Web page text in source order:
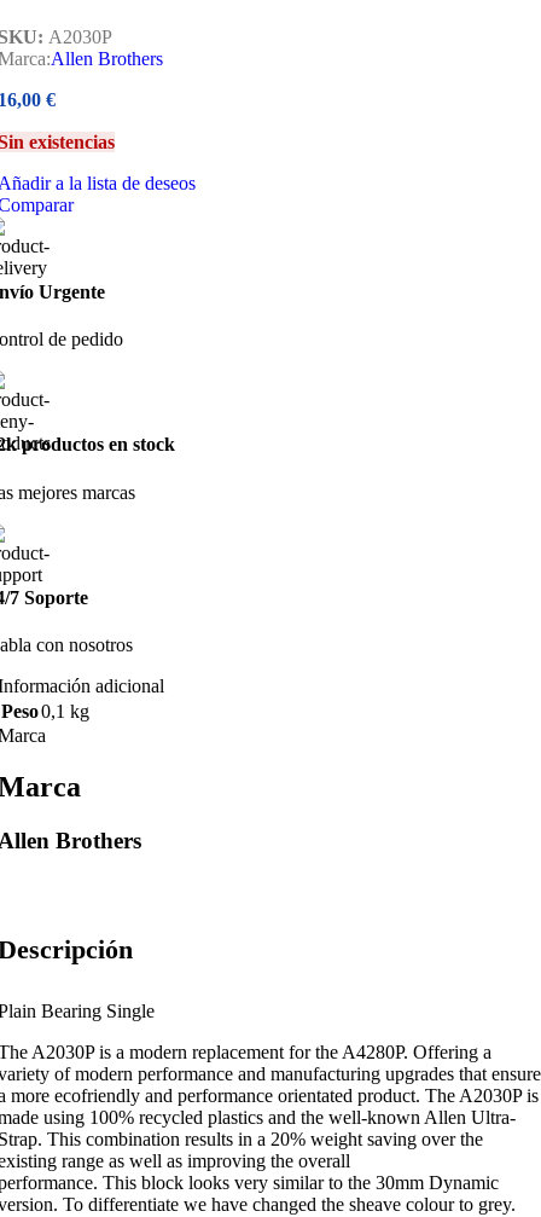
A2030P
Allen Brothers
€
existencias
a la lista de deseos
Urgente
de pedido
productos en stock
mejores marcas
7 Soporte
con nosotros
adicional
Peso0,1 kg
Brothers
Bearing Single
A2030P is a modern replacement for the A4280P. Offering a
of modern performance and manufacturing upgrades that ensure
more ecofriendly and performance orientated product. The A2030P is
using 100% recycled plastics and the well-known Allen Ultra-
This combination results in a 20% weight saving over the
range as well as improving the overall
This block looks very similar to the 30mm Dynamic
To differentiate we have changed the sheave colour to grey.